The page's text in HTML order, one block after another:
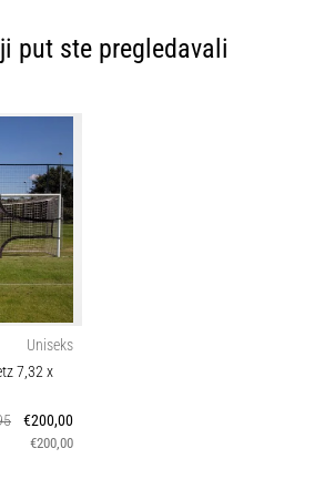
put ste pregledavali
Uniseks
7,32 x
€200,00
€200,00